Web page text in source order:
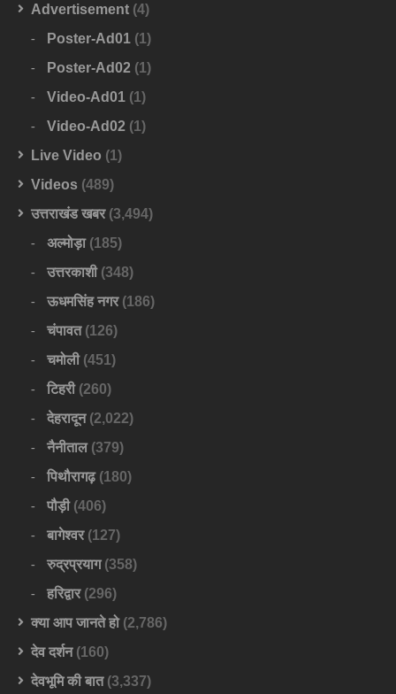
Advertisement (4)
Poster-Ad01 (1)
Poster-Ad02 (1)
Video-Ad01 (1)
Video-Ad02 (1)
Live Video (1)
Videos (489)
उत्तराखंड खबर(3,494)
अल्मोड़ा(185)
उत्तरकाशी(348)
ऊधमसिंह नगर(186)
चंपावत(126)
चमोली(451)
टिहरी(260)
देहरादून(2,022)
नैनीताल(379)
पिथौरागढ़(180)
पौड़ी(406)
बागेश्वर(127)
रुद्रप्रयाग(358)
हरिद्वार(296)
क्या आप जानते हो(2,786)
देव दर्शन(160)
देवभूमि की बात(3,337)